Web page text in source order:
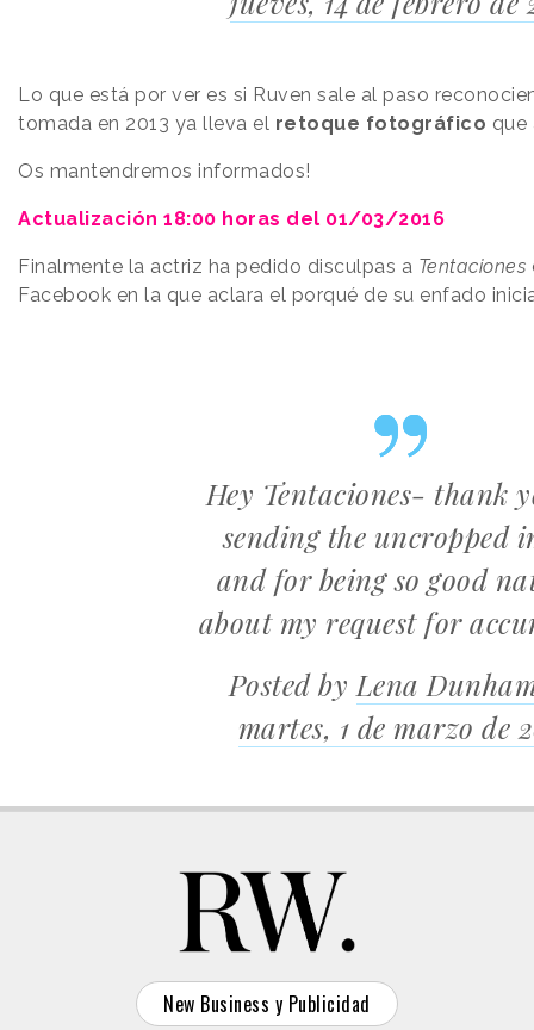
Lo que está por ver es si Ruven sale al paso
tomada en 2013 ya lleva el retoque fotográfico que
Os mantendremos informados!
Actualización 18:00 horas del 01/03/2016
Finalmente la actriz ha pedido disculpas a Tentaciones
Facebook en la que aclara el porqué de su enfado
Hey Tentaciones- thank
sending the uncropped
and for being so good
about my request for
Posted by Lena
martes, 1 de marzo de
New Business y Publicidad